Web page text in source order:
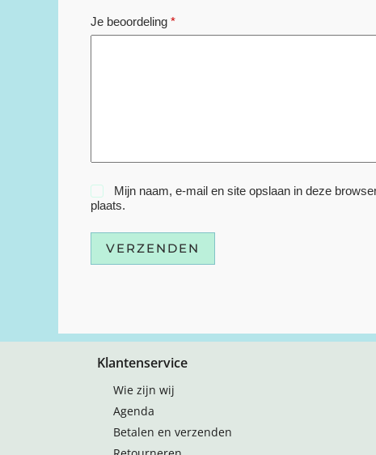
Je beoordeling *
Mijn naam, e-mail en site opslaan in deze
plaats.
VERZENDEN
Klantenservice
Wie zijn wij
Agenda
Betalen en verzenden